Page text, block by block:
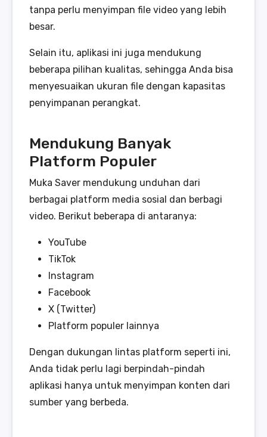
tanpa perlu menyimpan file video yang lebih
besar.
Selain itu, aplikasi ini juga mendukung
beberapa pilihan kualitas, sehingga Anda bisa
menyesuaikan ukuran file dengan kapasitas
penyimpanan perangkat.
Mendukung Banyak
Platform Populer
Muka Saver mendukung unduhan dari
berbagai platform media sosial dan berbagi
video. Berikut beberapa di antaranya:
YouTube
TikTok
Instagram
Facebook
X (Twitter)
Platform populer lainnya
Dengan dukungan lintas platform seperti ini,
Anda tidak perlu lagi berpindah-pindah
aplikasi hanya untuk menyimpan konten dari
sumber yang berbeda.